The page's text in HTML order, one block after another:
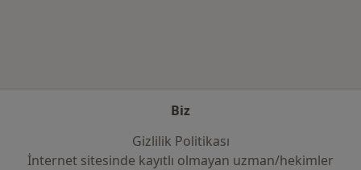
Biz
Gizlilik Politikası
İnternet sitesinde kayıtlı olmayan uzman/hekimler